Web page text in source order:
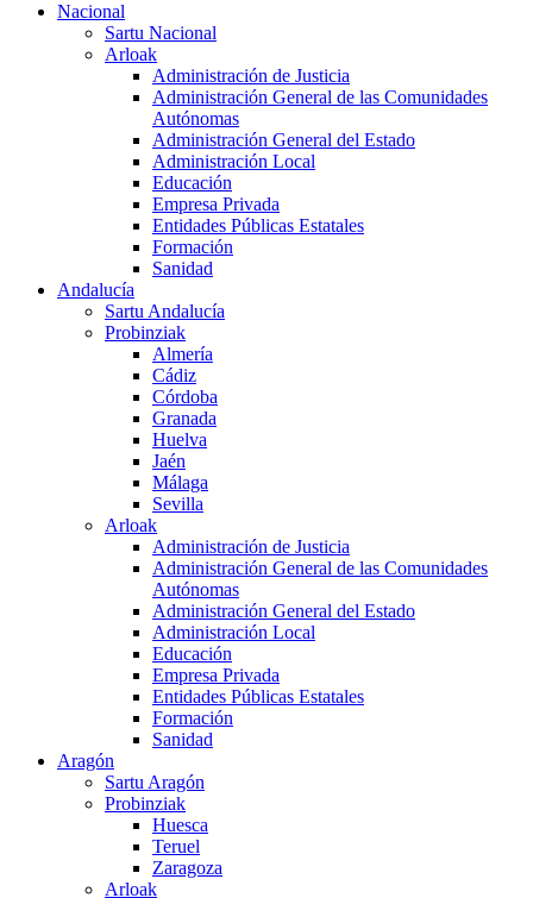
Nacional
Sartu Nacional
Arloak
Administración de Justicia
Administración General de las Comunidades
Autónomas
Administración General del Estado
Administración Local
Educación
Empresa Privada
Entidades Públicas Estatales
Formación
Sanidad
Andalucía
Sartu Andalucía
Probinziak
Almería
Cádiz
Córdoba
Granada
Huelva
Jaén
Málaga
Sevilla
Arloak
Administración de Justicia
Administración General de las Comunidades
Autónomas
Administración General del Estado
Administración Local
Educación
Empresa Privada
Entidades Públicas Estatales
Formación
Sanidad
Aragón
Sartu Aragón
Probinziak
Huesca
Teruel
Zaragoza
Arloak